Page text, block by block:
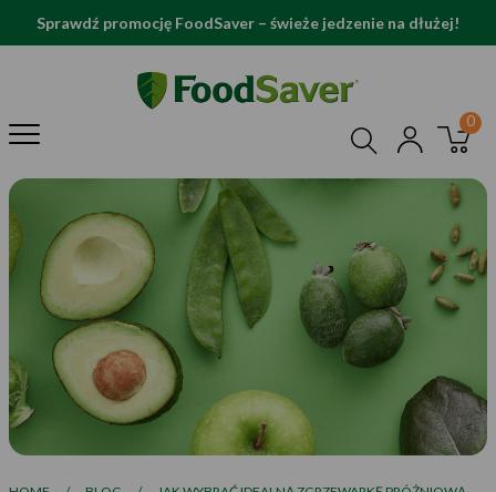
Sprawdź promocję FoodSaver – świeże jedzenie na dłużej!